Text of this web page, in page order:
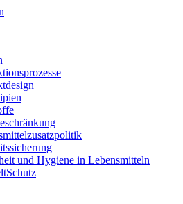
und Hygiene in Lebensmitteln